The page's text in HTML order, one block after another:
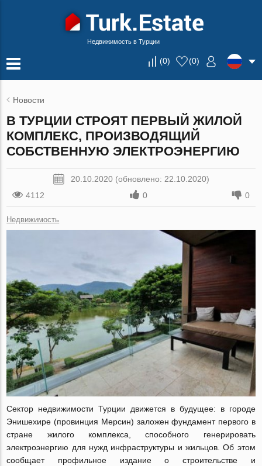
Недвижимость в Турции
(0) (0)
Новости
В ТУРЦИИ СТРОЯТ ПЕРВЫЙ ЖИЛОЙ
КОМПЛЕКС, ПРОИЗВОДЯЩИЙ
СОБСТВЕННУЮ ЭЛЕКТРОЭНЕРГИЮ
20.10.2020 (обновлено: 22.10.2020)
4112
0 0
Недвижимость
Сектор недвижимости Турции движется в будущее: в городе
Энишехире (провинция Мерсин) заложен фундамент первого в
стране жилого комплекса, способного генерировать
электроэнергию для нужд инфраструктуры и жильцов. Об этом
сообщает профильное издание о строительстве и